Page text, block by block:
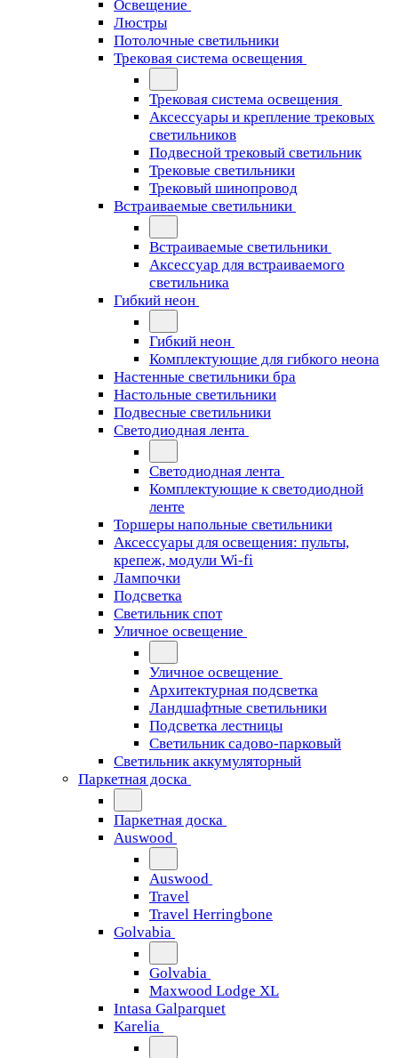
Освещение
Люстры
Потолочные светильники
Трековая система освещения
Трековая система освещения
Аксессуары и крепление трековых
светильников
Подвесной трековый светильник
Трековые светильники
Трековый шинопровод
Встраиваемые светильники
Встраиваемые светильники
Аксессуар для встраиваемого
светильника
Гибкий неон
Гибкий неон
Комплектующие для гибкого неона
Настенные светильники бра
Настольные светильники
Подвесные светильники
Светодиодная лента
Светодиодная лента
Комплектующие к светодиодной
ленте
Торшеры напольные светильники
Аксессуары для освещения: пульты,
крепеж, модули Wi-fi
Лампочки
Подсветка
Светильник спот
Уличное освещение
Уличное освещение
Архитектурная подсветка
Ландшафтные светильники
Подсветка лестницы
Светильник садово-парковый
Светильник аккумуляторный
Паркетная доска
Паркетная доска
Auswood
Auswood
Travel
Travel Herringbone
Golvabia
Golvabia
Maxwood Lodge XL
Intasa Galparquet
Karelia